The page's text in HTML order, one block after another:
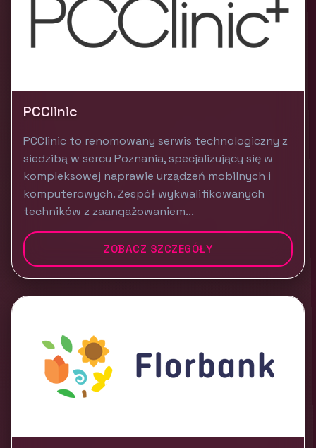
PCClinic
PCClinic to renomowany serwis technologiczny z
siedzibą w sercu Poznania, specjalizujący się w
kompleksowej naprawie urządzeń mobilnych i
komputerowych. Zespół wykwalifikowanych
techników z zaangażowaniem...
ZOBACZ SZCZEGÓŁY